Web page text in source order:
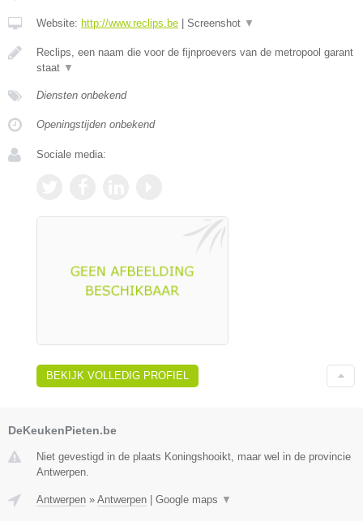
Website: http://www.reclips.be Screenshot ▼
Reclips, een naam die voor de fijnproevers van de metropool garant
staat ▼
Diensten onbekend
Openingstijden onbekend
Sociale media:
BEKIJK VOLLEDIG PROFIEL
DeKeukenPieten.be
Niet gevestigd in de plaats Koningshooikt, maar wel in de provincie
Antwerpen.
Antwerpen » Antwerpen Google maps ▼